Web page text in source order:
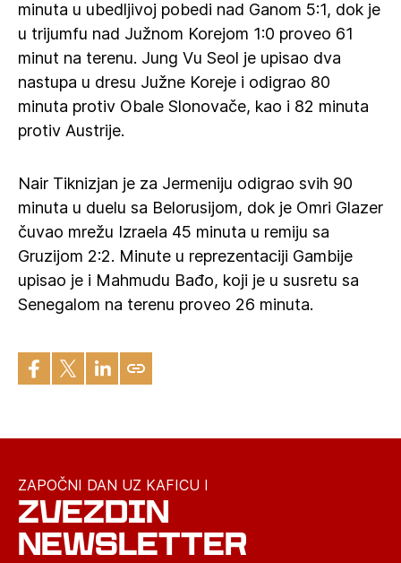
minuta u ubedljivoj pobedi nad Ganom 5:1, dok je
u trijumfu nad Južnom Korejom 1:0 proveo 61
minut na terenu. Jung Vu Seol je upisao dva
nastupa u dresu Južne Koreje i odigrao 80
minuta protiv Obale Slonovače, kao i 82 minuta
protiv Austrije.
Nair Tiknizjan je za Jermeniju odigrao svih 90
minuta u duelu sa Belorusijom, dok je Omri Glazer
čuvao mrežu Izraela 45 minuta u remiju sa
Gruzijom 2:2. Minute u reprezentaciji Gambije
upisao je i Mahmudu Bađo, koji je u susretu sa
Senegalom na terenu proveo 26 minuta.
ZAPOČNI DAN UZ KAFICU I
ZVEZDIN
NEWSLETTER